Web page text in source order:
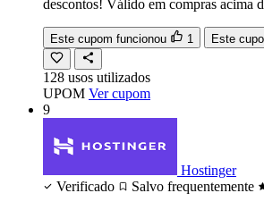
descontos! Válido em compras acima
Este cupom funcionou 1 Este
128 usos utilizados
UPOM Ver cupom
9
Hostinger
Verificado
Salvo frequentemente